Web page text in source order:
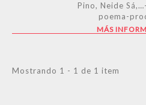
Pino, Neide
poema-
MÁS
Mostrando 1 - 1 de 1 item